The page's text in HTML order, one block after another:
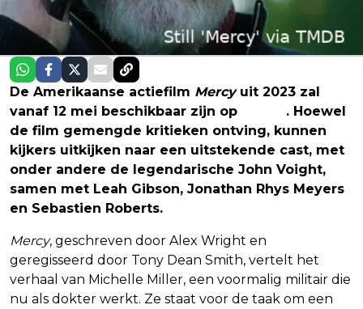
De Amerikaanse actiefilm Mercyuit 2023 zal
vanaf 12 mei beschikbaar zijn op
. Hoewel
de film gemengde kritieken ontving, kunnen
kijkers uitkijken naar een uitstekende cast, met
onder andere de legendarische John Voight,
samen met Leah Gibson, Jonathan Rhys Meyers
en Sebastien Roberts.
Mercy, geschreven door Alex Wright en
geregisseerd door Tony Dean Smith, vertelt het
verhaal van Michelle Miller, een voormalig militair die
nu als dokter werkt. Ze staat voor de taak om een